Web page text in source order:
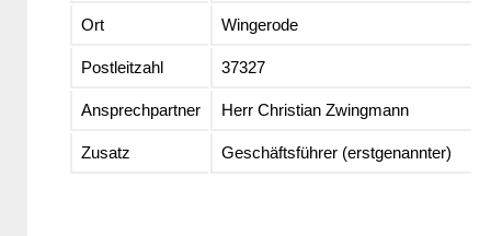
Ort Wingerode
Postleitzahl 37327
Ansprechpartner Herr Christian Zwingmann
Zusatz Geschäftsführer (erstgenannter)